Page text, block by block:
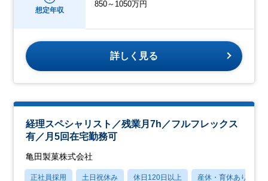
想定年収
850～1050万円
詳しく見る
経理スペシャリスト／残業月7h／フルフレックス
有／月5回在宅勤務可
亀田製菓株式会社
正社員採用 土日祝休み 休日120日以上 産休・育休あり